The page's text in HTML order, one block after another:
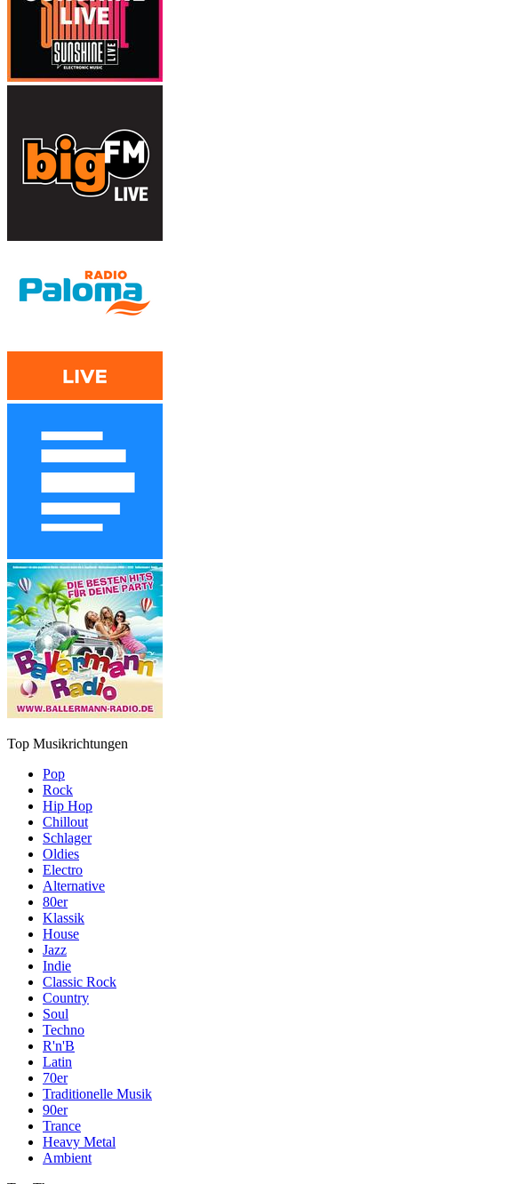
Top Musikrichtungen
Pop
Rock
Hip Hop
Chillout
Schlager
Oldies
Electro
Alternative
80er
Klassik
House
Jazz
Indie
Classic Rock
Country
Soul
Techno
R'n'B
Latin
70er
Traditionelle Musik
90er
Trance
Heavy Metal
Ambient